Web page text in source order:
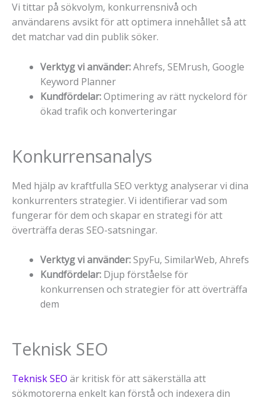
Vi tittar på sökvolym, konkurrensnivå och
användarens avsikt för att optimera innehållet så att
det matchar vad din publik söker.
Verktyg vi använder:Ahrefs, SEMrush, Google
Keyword Planner
Kundfördelar:Optimering av rätt nyckelord för
ökad trafik och konverteringar
Konkurrensanalys
Med hjälp av kraftfulla SEO verktyg analyserar vi dina
konkurrenters strategier. Vi identifierar vad som
fungerar för dem och skapar en strategi för att
överträffa deras SEO-satsningar.
Verktyg vi använder:SpyFu, SimilarWeb, Ahrefs
Kundfördelar: Djup förståelse för
konkurrensen och strategier för att överträffa
dem
Teknisk SEO
Teknisk SEO är kritisk för att säkerställa att
sökmotorerna enkelt kan förstå och indexera din